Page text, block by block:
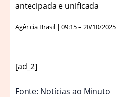
antecipada e unificada
Agência Brasil | 09:15 – 20/10/2025
[ad_2]
Fonte: Notícias ao Minuto